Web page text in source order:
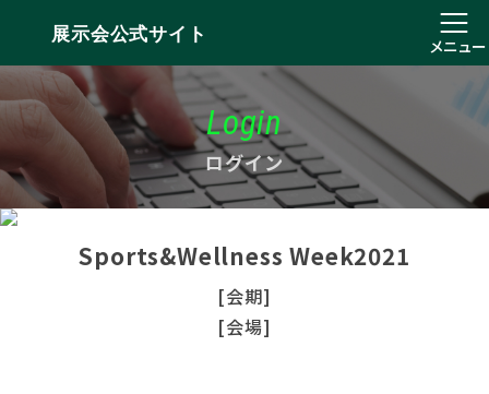
展示会公式サイト
メニュー
Login
ログイン
Sports&Wellness Week2021
[会期]
[会場]